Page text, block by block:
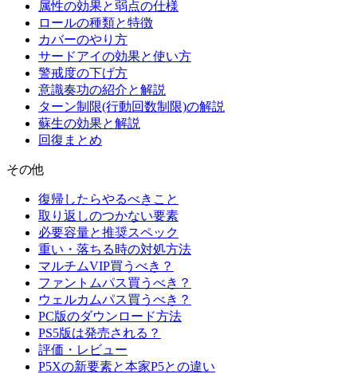
属性の効果と弱点の仕様
ロールの種類と特徴
カバーのやり方
サードアイの効果と使い方
警戒度の下げ方
意識奏功の紹介と解説
ターン制限(行動回数制限)の解説
蘇生の効果と解説
回復まとめ
その他
復帰したらやるべきこと
取り返しのつかない要素
必要容量と推奨スペック
重い・落ちる時の対処方法
マルチムVIP買うべき？
ファントムパス買うべき？
ウェルカムパス買うべき？
PC版のダウンロード方法
PS5版は発売される？
評価・レビュー
P5Xの新要素と本家P5との違い